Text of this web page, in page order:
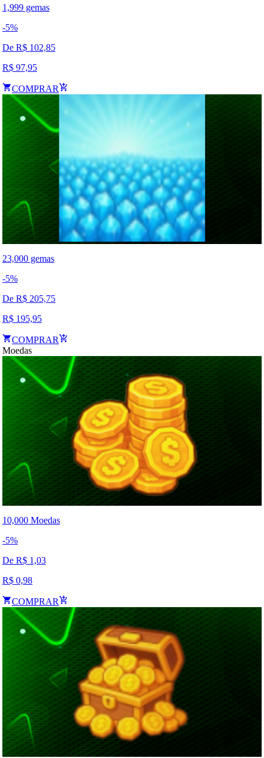
1,999 gemas
-5%
De R$ 102,85
R$ 97,95
COMPRAR
23,000 gemas
-5%
De R$ 205,75
R$ 195,95
COMPRAR
Moedas
10,000 Moedas
-5%
De R$ 1,03
R$ 0,98
COMPRAR